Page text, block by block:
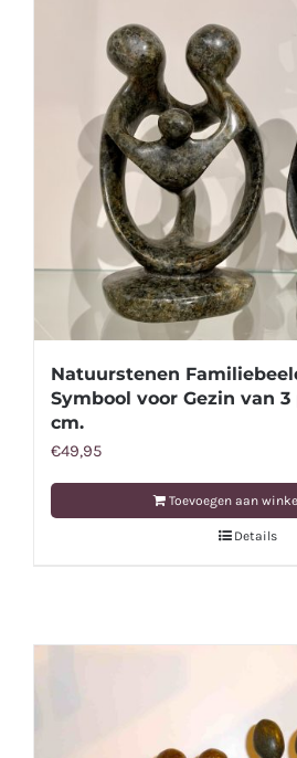
Natuurstenen
Symbool voor Gezin van 3
cm.
€49,95
Toevoegen aan
Details